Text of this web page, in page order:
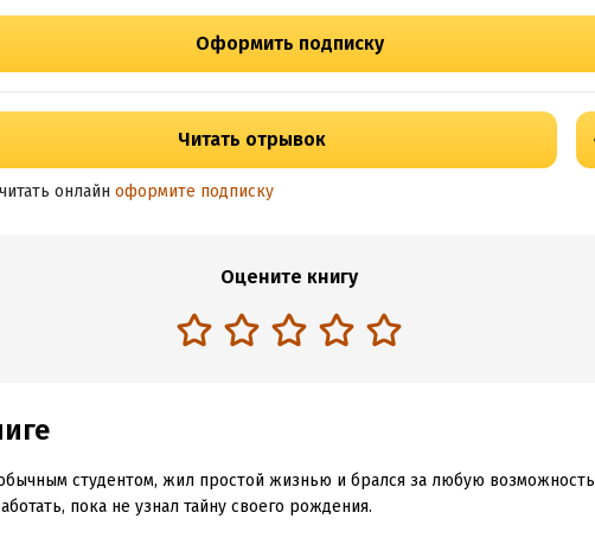
Оформить подписку
Читать отрывок
онлайн оформите подписку
Оцените книгу
студентом, жил простой жизнью и брался за любую возможность
пока не узнал тайну своего рождения.